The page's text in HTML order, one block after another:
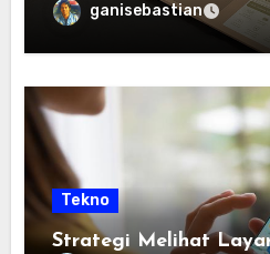
Semua Budget
ganisebastian
Tekno
Strategi Melihat